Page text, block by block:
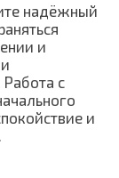
надёжный
и
с
и